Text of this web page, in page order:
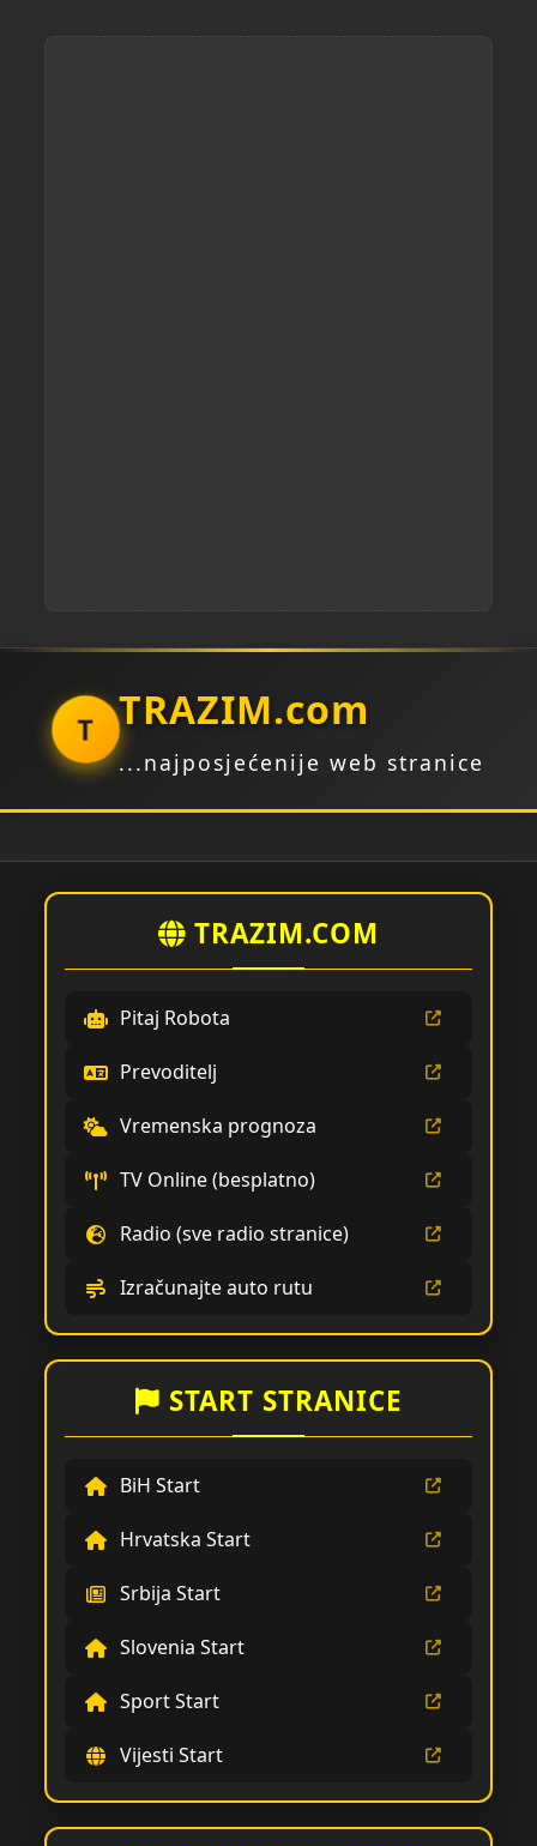
T TRAZIM.com
...najposjećenije web stranice
TRAZIM.COM
Pitaj Robota
Prevoditelj
Vremenska prognoza
TV Online (besplatno)
Radio (sve radio stranice)
Izračunajte auto rutu
START STRANICE
BiH Start
Hrvatska Start
Srbija Start
Slovenia Start
Sport Start
Vijesti Start